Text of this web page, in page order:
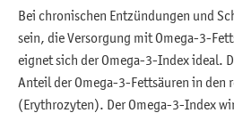
Bei chronischen Entzündungen und
sein, die Versorgung mit Omega-3-
eignet sich der Omega-3-Index ideal.
Anteil der Omega-3-Fettsäuren in den
(Erythrozyten). Der Omega-3-Index